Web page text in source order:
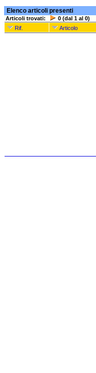
Elenco articoli presenti
Articoli trovati:
0 (dal 1 al 0)
Rif.
Articolo